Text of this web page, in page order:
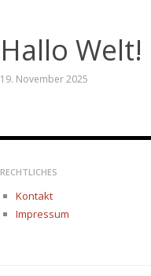
Hallo Welt!
19. November 2025
RECHTLICHES
Kontakt
Impressum